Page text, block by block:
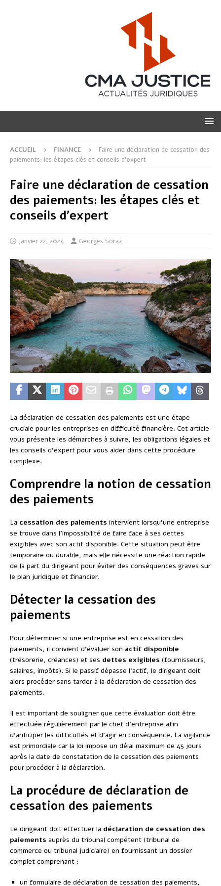
ACCUEIL FINANCE
Faire une déclaration de cessation des
paiements: les étapes clés et conseils d’expert
Faire une déclaration de cessation
des paiements: les étapes clés et
conseils d’expert
janvier 22, 2024 Georges Soraz
La déclaration de cessation des paiements est une étape
cruciale pour les entreprises en difficulté financière. Cet article
vous présente les démarches à suivre, les obligations légales et
les conseils d’expert pour vous aider dans cette procédure
complexe.
Comprendre la notion de cessation
des paiements
La cessation des paiements intervient lorsqu’une entreprise
se trouve dans l’impossibilité de faire face à ses dettes
exigibles avec son actif disponible. Cette situation peut être
temporaire ou durable, mais elle nécessite une réaction rapide
de la part du dirigeant pour éviter des conséquences graves sur
le plan juridique et financier.
Détecter la cessation des
paiements
Pour déterminer si une entreprise est en cessation des
paiements, il convient d’évaluer son actif disponible
(trésorerie, créances) et ses dettes exigibles (fournisseurs,
salaires, impôts). Si le passif dépasse l’actif, le dirigeant doit
alors procéder sans tarder à la déclaration de cessation des
paiements.
Il est important de souligner que cette évaluation doit être
effectuée régulièrement par le chef d’entreprise afin
d’anticiper les difficultés et d’agir en conséquence. La vigilance
est primordiale car la loi impose un délai maximum de 45 jours
après la date de constatation de la cessation des paiements
pour procéder à la déclaration.
La procédure de déclaration de
cessation des paiements
Le dirigeant doit effectuer la déclaration de cessation des
paiements auprès du tribunal compétent (tribunal de
commerce ou tribunal judiciaire) en fournissant un dossier
complet comprenant :
un formulaire de déclaration de cessation des paiements,